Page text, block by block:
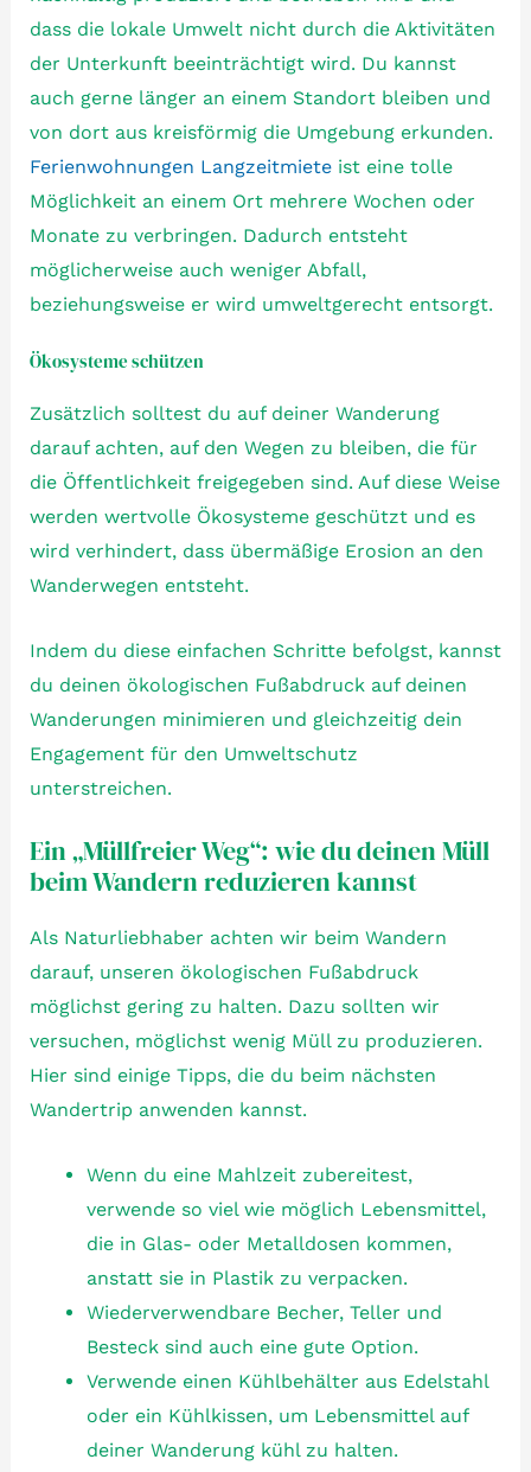
dass die lokale Umwelt nicht durch die Aktivitäten
der Unterkunft beeinträchtigt wird. Du kannst
auch gerne länger an einem Standort bleiben und
von dort aus kreisförmig die Umgebung erkunden.
Ferienwohnungen Langzeitmieteist eine tolle
Möglichkeit an einem Ort mehrere Wochen oder
Monate zu verbringen. Dadurch entsteht
möglicherweise auch weniger Abfall,
beziehungsweise er wird umweltgerecht entsorgt.
Ökosysteme schützen
Zusätzlich solltest du auf deiner Wanderung
darauf achten, auf den Wegen zu bleiben, die für
die Öffentlichkeit freigegeben sind. Auf diese Weise
werden wertvolle Ökosysteme geschützt und es
wird verhindert, dass übermäßige Erosion an den
Wanderwegen entsteht.
Indem du diese einfachen Schritte befolgst, kannst
du deinen ökologischen Fußabdruck auf deinen
Wanderungen minimieren und gleichzeitig dein
Engagement für den Umweltschutz
unterstreichen.
Ein „Müllfreier Weg“: wie du deinen Müll
beim Wandern reduzieren kannst
Als Naturliebhaber achten wir beim Wandern
darauf, unseren ökologischen Fußabdruck
möglichst gering zu halten. Dazu sollten wir
versuchen, möglichst wenig Müll zu produzieren.
Hier sind einige Tipps, die du beim nächsten
Wandertrip anwenden kannst.
Wenn du eine Mahlzeit zubereitest,
verwende so viel wie möglich Lebensmittel,
die in Glas- oder Metalldosen kommen,
anstatt sie in Plastik zu verpacken.
Wiederverwendbare Becher, Teller und
Besteck sind auch eine gute Option.
Verwende einen Kühlbehälter aus Edelstahl
oder ein Kühlkissen, um Lebensmittel auf
deiner Wanderung kühl zu halten.